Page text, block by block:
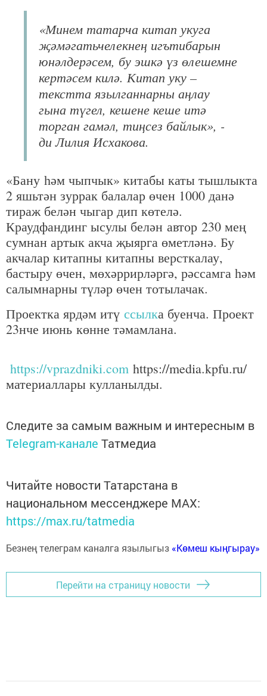
«Минем татарча китап укуга
җәмәгатьчелекнең игътибарын
юнәлдерәсем, бу эшкә үз өлешемне
кертәсем килә. Китап уку –
текстта язылганнарны аңлау
гына түгел, кешене кеше итә
торган гамәл, тиңсез байлык», -
ди Лилия Исхакова.
«Бану һәм чыпчык» китабы каты тышлыкта
2 яшьтән зуррак балалар өчен 1000 данә
тираж белән чыгар дип көтелә.
Краудфандинг ысулы белән автор 230 мең
сумнан артык акча җыярга өметләнә. Бу
акчалар китапны китапны версткалау,
бастыру өчен, мөхәррирләргә, рәссамга һәм
салымнарны түләр өчен тотылачак.
Проектка ярдәм итү ссылка буенча. Проект
23нче июнь көнне тәмамлана.
https://vprazdniki.com https://media.kpfu.ru/
материаллары кулланылды.
Следите за самым важным и интересным в
Telegram-канале Татмедиа
Читайте новости Татарстана в
национальном мессенджере MАХ:
https://max.ru/tatmedia
Безнең телеграм каналга язылыгыз «Көмеш кыңгырау»
Перейти на страницу новости